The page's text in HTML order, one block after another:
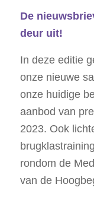
De
deur uit!
In deze editie
onze nieuwe
onze huidige
aanbod van
2023. Ook
rondom de
van de